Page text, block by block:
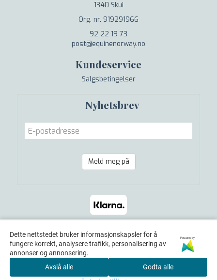
1340 Skui
Org. nr. 919291966
92 22 19 73
post@equinenorway.no
Kundeservice
Salgsbetingelser
Nyhetsbrev
Meld meg på
© 2026 Equine Norway Yvonne Harlow - Powered by
Dette nettstedet bruker informasjonskapsler for å
fungere korrekt, analysere trafikk, personalisering av
annonser og annonsering.
Powered by
Avslå alle Godta alle